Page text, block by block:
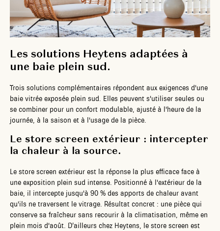
Les solutions Heytens adaptées à
une baie plein sud.
Trois solutions complémentaires répondent aux exigences d'une
baie vitrée exposée plein sud. Elles peuvent s'utiliser seules ou
se combiner pour un confort modulable, ajusté à l'heure de la
journée, à la saison et à l'usage de la pièce.
Le store screen extérieur : intercepter
la chaleur à la source.
Le store screen extérieur est la réponse la plus efficace face à
une exposition plein sud intense. Positionné à l'extérieur de la
baie, il intercepte jusqu'à 90 % des apports de chaleur avant
qu'ils ne traversent le vitrage. Résultat concret : une pièce qui
conserve sa fraîcheur sans recourir à la climatisation, même en
plein mois d'août. D’ailleurs chez Heytens, le store screen est